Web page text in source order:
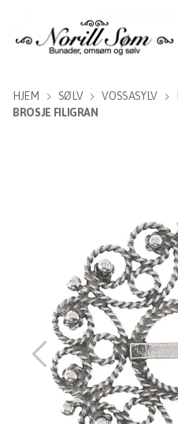
HJEM SØLV VOSSASYLV
BROSJE FILIGRAN